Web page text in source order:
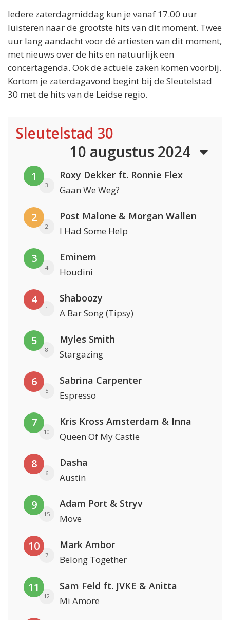
Iedere zaterdagmiddag kun je vanaf 17.00 uur
luisteren naar de grootste hits van dit moment. Twee
uur lang aandacht voor dé artiesten van dit moment,
met nieuws over de hits en natuurlijk een
concertagenda. Ook de actuele zaken komen voorbij.
Kortom je zaterdagavond begint bij de Sleutelstad
30 met de hits van de Leidse regio.
Sleutelstad 30
10 augustus 2024
1
3
Roxy Dekker ft. Ronnie Flex
Gaan We Weg?
2
2
Post Malone & Morgan Wallen
I Had Some Help
3
4
Eminem
Houdini
4
1
Shaboozy
A Bar Song (Tipsy)
5
8
Myles Smith
Stargazing
6
5
Sabrina Carpenter
Espresso
7
10
Kris Kross Amsterdam & Inna
Queen Of My Castle
8
6
Dasha
Austin
9
15
Adam Port & Stryv
Move
10
7
Mark Ambor
Belong Together
11
12
Sam Feld ft. JVKE & Anitta
Mi Amore